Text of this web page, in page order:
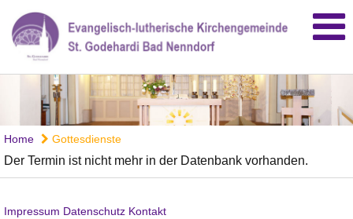
Home Gottesdienste
Der Termin ist nicht mehr in der Datenbank vorhanden.
Impressum Datenschutz Kontakt